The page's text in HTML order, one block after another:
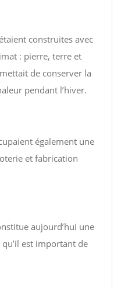
construites avec
: pierre, terre et
de conserver la
pendant l’hiver.
également une
et fabrication
aujourd’hui une
est important de